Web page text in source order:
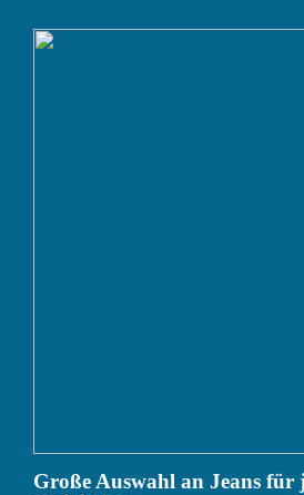
Große Auswahl an Jeans für